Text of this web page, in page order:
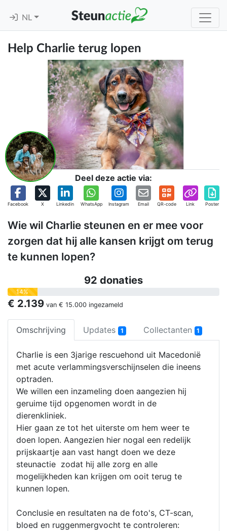
NL
Help Charlie terug lopen
Deel deze actie via:
Facebook X Linkedin WhatsApp Instagram Email QR-code Link Poster
Wie wil Charlie steunen en er mee voor
zorgen dat hij alle kansen krijgt om terug
te kunnen lopen?
92 donaties
14%
€ 2.139 van € 15.000 ingezameld
Omschrijving Updates 1 Collectanten 1
Charlie is een 3jarige rescuehond uit Macedonië
met acute verlammingsverschijnselen die ineens
optraden.
We willen een inzameling doen aangezien hij
geruime tijd opgenomen wordt in de
dierenkliniek.
Hier gaan ze tot het uiterste om hem weer te
doen lopen. Aangezien hier nogal een redelijk
prijskaartje aan vast hangt doen we deze
steunactie zodat hij alle zorg en alle
mogelijkheden kan krijgen om ooit terug te
kunnen lopen.
Conclusie en resultaten na de foto's, CT-scan,
bloed en ruggenmergvocht te controleren: